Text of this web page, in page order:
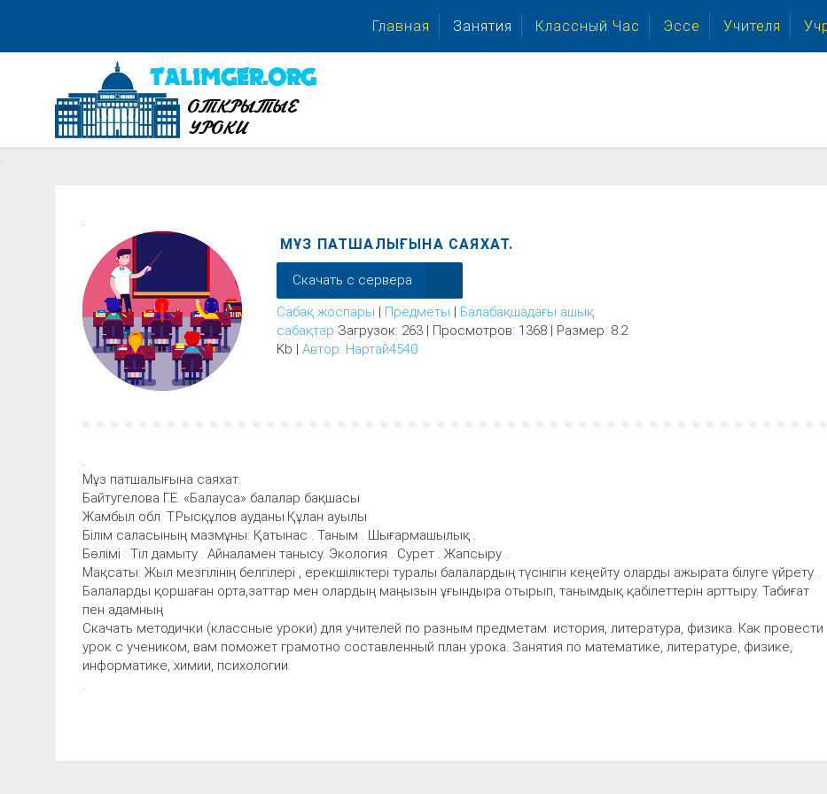
Главная Занятия Классный Час Эссе Учителя
.
.
МҰЗ ПАТШАЛЫҒЫНА САЯХАТ.
Скачать с сервера
Сабақ жоспары | Предметы | Балабақшадағы ашық
сабақтар Загрузок: 263 | Просмотров: 1368 | Размер: 8.2
Kb | Автор: Нартай4540
Мұз патшалығына саяхат.
Байтугелова Г.Е. «Балауса» балалар бақшасы
Жамбыл обл. Т.Рысқұлов ауданы.Құлан ауылы
Білім саласының мазмұны: Қатынас . Таным . Шығармашылық .
Бөлімі : Тіл дамыту . Айналамен танысу. Экология . Сурет . Жапсыру .
Мақсаты: Жыл мезгілінің белгілері , ерекшіліктері туралы балалардың түсінігін кеңейту оларды ажырата білуге үйрету .
Балаларды қоршаған орта,заттар мен олардың маңызын ұғындыра отырып, танымдық қабілеттерін арттыру. Табиғат
пен адамның
Скачать методички (классные уроки) для учителей по разным предметам: история, литература, физика. Как провести
урок с учеником, вам поможет грамотно составленный план урока. Занятия по математике, литературе, физике,
информатике, химии, психологии.
.